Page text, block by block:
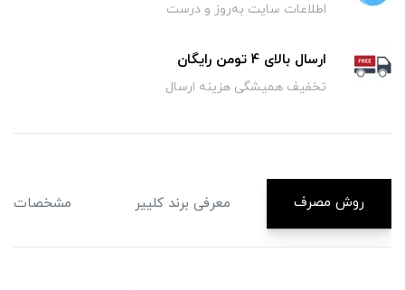
اطلاعات سایت به‌روز و درست
ارسال بالای 4 تومن رایگان
تخفیف همیشگی هزینه ارسال
روش مصرف معرفی برند کلییر مشخصات